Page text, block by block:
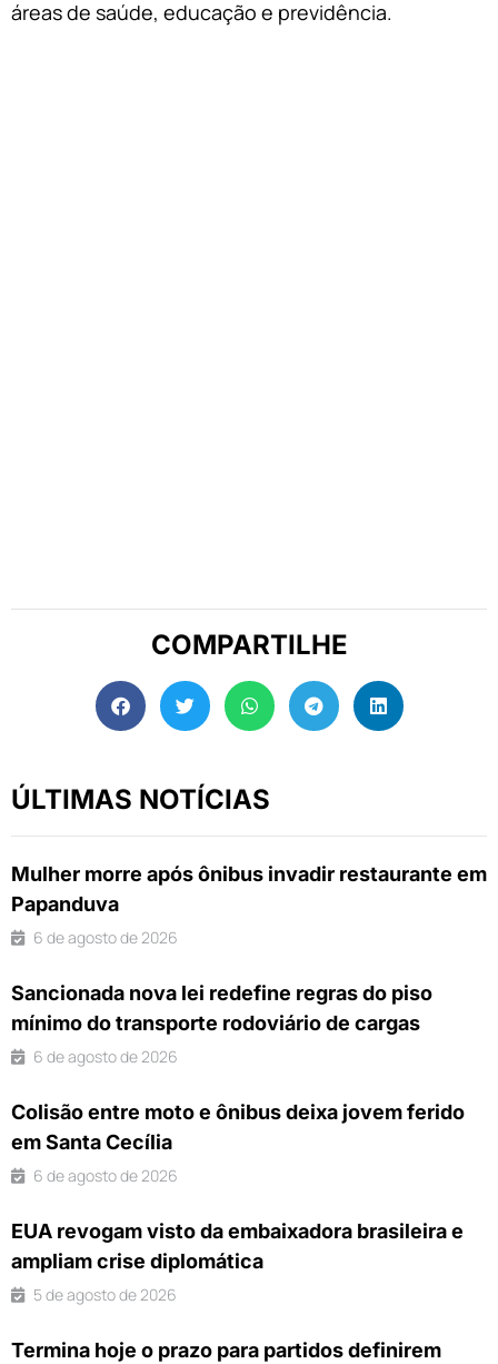
áreas de saúde, educação e previdência.
COMPARTILHE
ÚLTIMAS NOTÍCIAS
Mulher morre após ônibus invadir restaurante em
Papanduva
6 de agosto de 2026
Sancionada nova lei redefine regras do piso
mínimo do transporte rodoviário de cargas
6 de agosto de 2026
Colisão entre moto e ônibus deixa jovem ferido
em Santa Cecília
6 de agosto de 2026
EUA revogam visto da embaixadora brasileira e
ampliam crise diplomática
5 de agosto de 2026
Termina hoje o prazo para partidos definirem